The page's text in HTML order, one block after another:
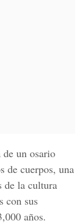
de un osario
de cuerpos, una
de la cultura
con sus
años.